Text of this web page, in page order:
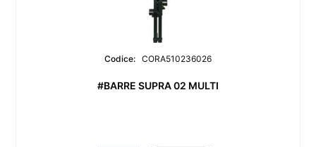
Codice: CORA510236026
#BARRE SUPRA 02 MULTI